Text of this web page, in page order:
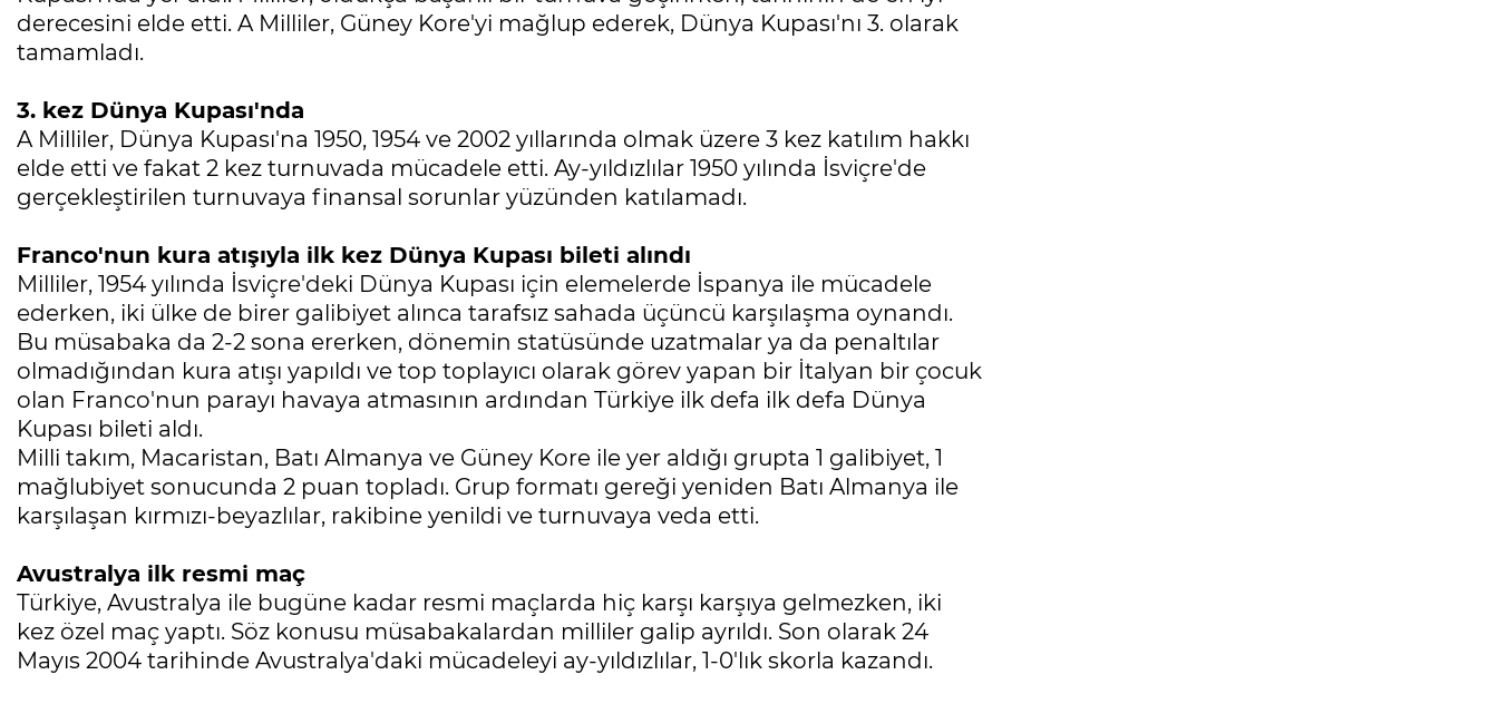
derecesini elde etti. A Milliler, Güney Kore'yi mağlup ederek, Dünya Kupası'nı 3. olarak
tamamladı.
3. kez Dünya Kupası'nda
A Milliler, Dünya Kupası'na 1950, 1954 ve 2002 yıllarında olmak üzere 3 kez katılım hakkı
elde etti ve fakat 2 kez turnuvada mücadele etti. Ay-yıldızlılar 1950 yılında İsviçre'de
gerçekleştirilen turnuvaya finansal sorunlar yüzünden katılamadı.
Franco'nun kura atışıyla ilk kez Dünya Kupası bileti alındı
Milliler, 1954 yılında İsviçre'deki Dünya Kupası için elemelerde İspanya ile mücadele
ederken, iki ülke de birer galibiyet alınca tarafsız sahada üçüncü karşılaşma oynandı.
Bu müsabaka da 2-2 sona ererken, dönemin statüsünde uzatmalar ya da penaltılar
olmadığından kura atışı yapıldı ve top toplayıcı olarak görev yapan bir İtalyan bir çocuk
olan Franco'nun parayı havaya atmasının ardından Türkiye ilk defa ilk defa Dünya
Kupası bileti aldı.
Milli takım, Macaristan, Batı Almanya ve Güney Kore ile yer aldığı grupta 1 galibiyet, 1
mağlubiyet sonucunda 2 puan topladı. Grup formatı gereği yeniden Batı Almanya ile
karşılaşan kırmızı-beyazlılar, rakibine yenildi ve turnuvaya veda etti.
Avustralya ilk resmi maç
Türkiye, Avustralya ile bugüne kadar resmi maçlarda hiç karşı karşıya gelmezken, iki
kez özel maç yaptı. Söz konusu müsabakalardan milliler galip ayrıldı. Son olarak 24
Mayıs 2004 tarihinde Avustralya'daki mücadeleyi ay-yıldızlılar, 1-0'lık skorla kazandı.